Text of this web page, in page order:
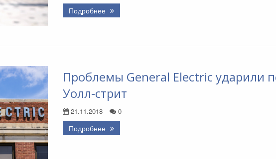
Подробнее
Проблемы General Electric ударили
Уолл-стрит
21.11.2018 0
Подробнее